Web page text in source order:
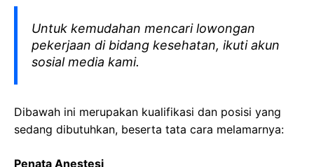
Untuk kemudahan mencari lowongan
pekerjaan di bidang kesehatan, ikuti akun
sosial media kami.
Dibawah ini merupakan kualifikasi dan posisi yang
sedang dibutuhkan, beserta tata cara melamarnya:
Penata Anestesi